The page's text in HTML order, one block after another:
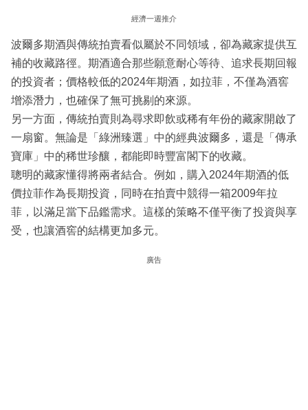
經濟一週推介
波爾多期酒與傳統拍賣看似屬於不同領域，卻為藏家提供互
補的收藏路徑。期酒適合那些願意耐心等待、追求長期回報
的投資者；價格較低的2024年期酒，如拉菲，不僅為酒窖
增添潛力，也確保了無可挑剔的來源。
另一方面，傳統拍賣則為尋求即飲或稀有年份的藏家開啟了
一扇窗。無論是「綠洲臻選」中的經典波爾多，還是「傳承
寶庫」中的稀世珍釀，都能即時豐富閣下的收藏。
聰明的藏家懂得將兩者結合。例如，購入2024年期酒的低
價拉菲作為長期投資，同時在拍賣中競得一箱2009年拉
菲，以滿足當下品鑑需求。這樣的策略不僅平衡了投資與享
受，也讓酒窖的結構更加多元。
廣告